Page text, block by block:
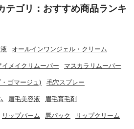
テゴリ：おすすめ商品ランキ
オールインワンジェル・クリーム
イメイクリムーバー マスカラリムーバー
ゴマージュ) 毛穴スプレー
眉毛美容液 眉毛育毛剤
リップバーム 唇パック リップクリーム